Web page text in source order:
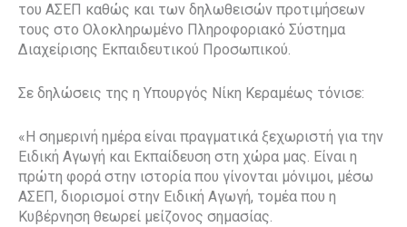
του ΑΣΕΠ καθώς και των δηλωθεισών προτιμήσεων
τους στο Ολοκληρωμένο Πληροφοριακό Σύστημα
Διαχείρισης Εκπαιδευτικού Προσωπικού.
Σε δηλώσεις της η Υπουργός Νίκη Κεραμέως τόνισε:
«Η σημερινή ημέρα είναι πραγματικά ξεχωριστή για την
Ειδική Αγωγή και Εκπαίδευση στη χώρα μας. Είναι η
πρώτη φορά στην ιστορία που γίνονται μόνιμοι, μέσω
ΑΣΕΠ, διορισμοί στην Ειδική Αγωγή, τομέα που η
Κυβέρνηση θεωρεί μείζονος σημασίας.